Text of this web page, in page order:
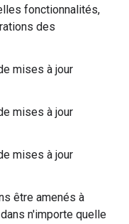
fonctionnalités,
des
mises à jour
mises à jour
mises à jour
être amenés à
n'importe quelle